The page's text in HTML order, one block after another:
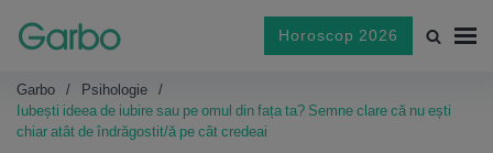
Horoscop 2026
Garbo
Psihologie
Iubești ideea de iubire sau pe omul din fața ta? Semne clare că nu ești
chiar atât de îndrăgostit/ă pe cât credeai